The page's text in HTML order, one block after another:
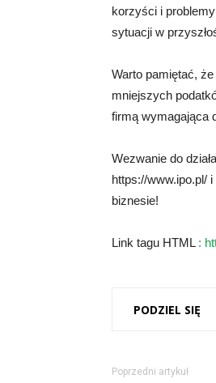
korzyści i
sytuacji w
Warto pamiętać,
mniejszych
firmą wymagająca
Wezwanie do
https://www.ipo.pl/
biznesie!
Link tagu HTML :
PODZIEL SIĘ
Poprzedni artykuł